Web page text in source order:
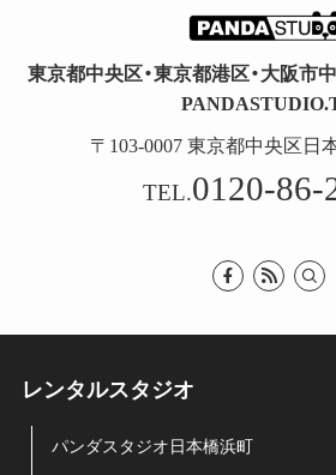
東京都中央区・東京都港区・大阪市
〒103-0007 東京都中央区日
TEL.0120-86-
レンタルスタジオ
パンダスタジオ日本橋浜町